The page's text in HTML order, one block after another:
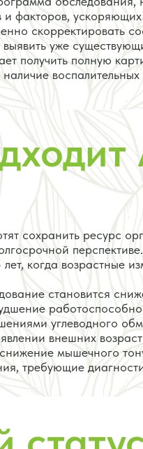
факторов,
скорректировать
уже
получить полную
сохранить ресурс
когда возрастные
становится
углеводного
внешних
мышечного
требующие